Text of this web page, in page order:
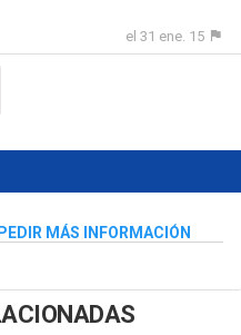
el 31 ene. 15
PEDIR MÁS INFORMACIÓN